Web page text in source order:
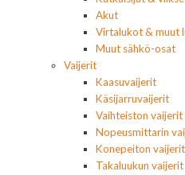
Akut
Virtalukot & muut
Muut sähkö-osat
Vaijerit
Kaasuvaijerit
Käsijarruvaijerit
Vaihteiston vaijerit
Nopeusmittarin
Konepeiton vaijerit
Takaluukun vaijerit